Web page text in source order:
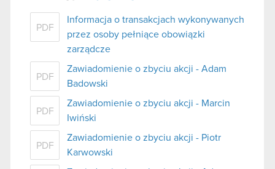
PDF
Informacja o transakcjach wykonywanych
przez osoby pełniące obowiązki
zarządcze
PDF
Zawiadomienie o zbyciu akcji - Adam
Badowski
PDF
Zawiadomienie o zbyciu akcji - Marcin
Iwiński
PDF
Zawiadomienie o zbyciu akcji - Piotr
Karwowski